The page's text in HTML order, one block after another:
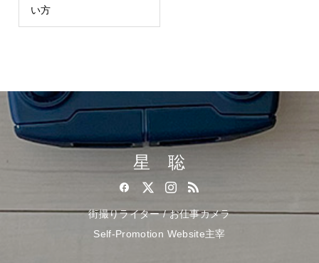
い方
星 聡
街撮りライター / お仕事カメラ
Self-Promotion Website主宰